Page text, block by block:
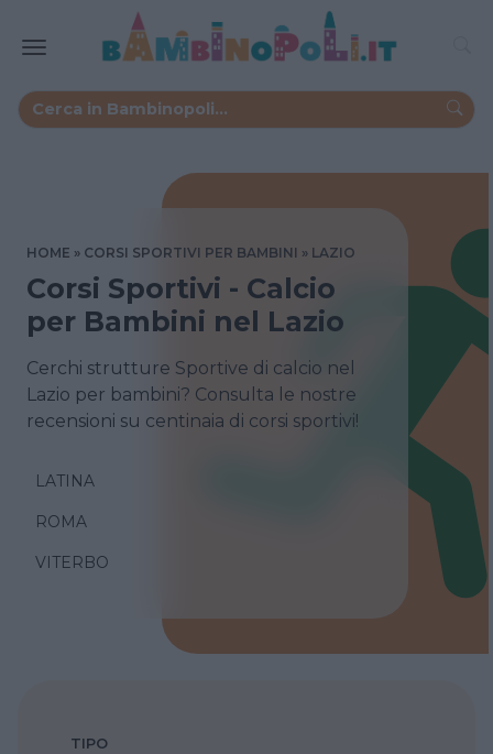
HOME CORSI SPORTIVI PER BAMBINI LAZIO
Corsi Sportivi - Calcio
per Bambini nel Lazio
Cerchi strutture Sportive di calcio nel
Lazio per bambini? Consulta le nostre
recensioni su centinaia di corsi sportivi!
LATINA
ROMA
VITERBO
TIPO